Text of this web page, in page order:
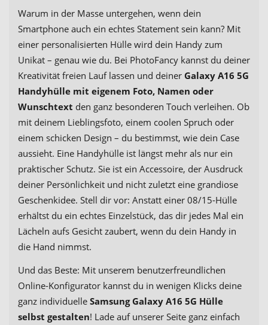
Warum in der Masse untergehen, wenn dein
Smartphone auch ein echtes Statement sein kann? Mit
einer personalisierten Hülle wird dein Handy zum
Unikat – genau wie du. Bei PhotoFancy kannst du deiner
Kreativität freien Lauf lassen und deiner Galaxy A16 5G
Handyhülle mit eigenem Foto, Namen oder
Wunschtext den ganz besonderen Touch verleihen. Ob
mit deinem Lieblingsfoto, einem coolen Spruch oder
einem schicken Design – du bestimmst, wie dein Case
aussieht. Eine Handyhülle ist längst mehr als nur ein
praktischer Schutz. Sie ist ein Accessoire, der Ausdruck
deiner Persönlichkeit und nicht zuletzt eine grandiose
Geschenkidee. Stell dir vor: Anstatt einer 08/15-Hülle
erhältst du ein echtes Einzelstück, das dir jedes Mal ein
Lächeln aufs Gesicht zaubert, wenn du dein Handy in
die Hand nimmst.
Und das Beste: Mit unserem benutzerfreundlichen
Online-Konfigurator kannst du in wenigen Klicks deine
ganz individuelle Samsung Galaxy A16 5G Hülle
selbst gestalten! Lade auf unserer Seite ganz einfach